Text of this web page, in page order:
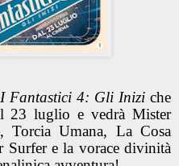
I Fantastici 4: Gli Inizi che
23 luglio e vedrà Mister
Torcia Umana, La Cosa
e la vorace divinità